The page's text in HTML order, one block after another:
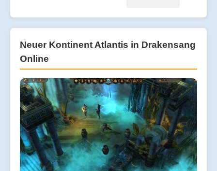
Neuer Kontinent Atlantis in Drakensang
Online